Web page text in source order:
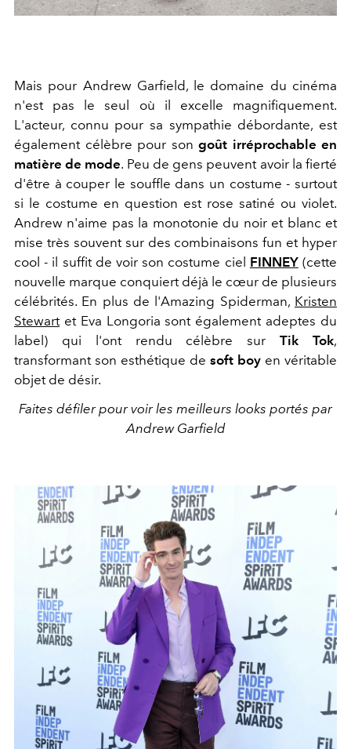
Mais pour Andrew Garfield, le domaine du cinéma
n'est pas le seul où il excelle magnifiquement.
L'acteur, connu pour sa sympathie débordante, est
également célèbre pour son goût irréprochable en
matière de mode. Peu de gens peuvent avoir la fierté
d'être à couper le souffle dans un costume - surtout
si le costume en question est rose satiné ou violet.
Andrew n'aime pas la monotonie du noir et blanc et
mise très souvent sur des combinaisons fun et hyper
cool - il suffit de voir son costume ciel FINNEY(cette
nouvelle marque conquiert déjà le cœur de plusieurs
célébrités. En plus de l'Amazing Spiderman, Kristen
Stewartet Eva Longoria sont également adeptes du
label) qui l'ont rendu célèbre surTik Tok,
transformant son esthétique de soft boy en véritable
objet de désir.
Faites défiler pour voir les meilleurs looks portés par
Andrew Garfield